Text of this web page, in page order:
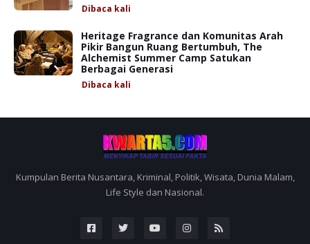
Dibaca kali
Heritage Fragrance dan Komunitas Arah
Pikir Bangun Ruang Bertumbuh, The
Alchemist Summer Camp Satukan
Berbagai Generasi
Dibaca kali
Kumpulan Berita Nusantara, Kriminal, Politik, Wisata, Dunia Malam,
Life Style dan Nasional.